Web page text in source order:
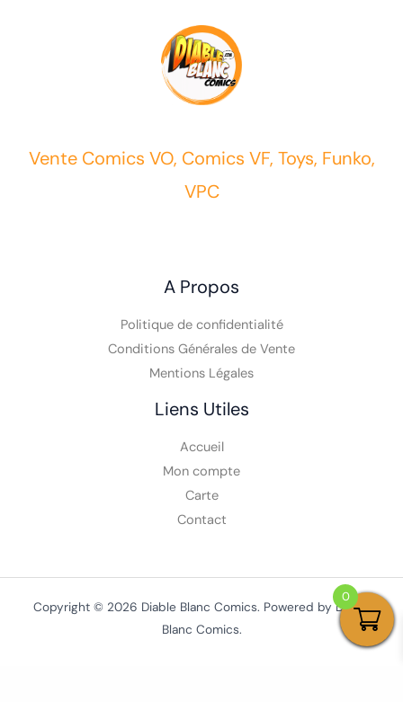
Vente Comics VO, Comics VF, Toys, Funko,
VPC
A Propos
Politique de confidentialité
Conditions Générales de Vente
Mentions Légales
Liens Utiles
Accueil
Mon compte
Carte
Contact
Copyright © 2026 Diable Blanc Comics. Powered by Diable
Blanc Comics.
0